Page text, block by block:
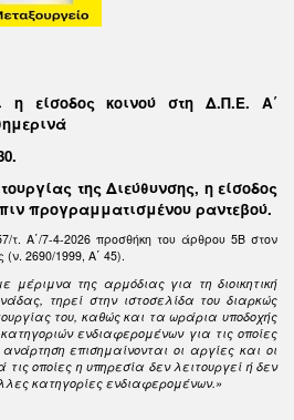
η είσοδος κοινού στη Δ.Π.Ε. Α΄
.
της Διεύθυνσης, η είσοδος
προγραμματισμένου ραντεβού.
τ. Α΄/7-4-2026 προσθήκη του άρθρου 5Β στον
(ν. 2690/1999, Α΄ 45).
μέριμνα της αρμόδιας για τη διοικητική
τηρεί στην ιστοσελίδα του διαρκώς
του, καθώς και τα ωράρια υποδοχής
ενδιαφερομένων για τις οποίες
επισημαίνονται οι αργίες και οι
οποίες η υπηρεσία δεν λειτουργεί ή δεν
κατηγορίες ενδιαφερομένων.»